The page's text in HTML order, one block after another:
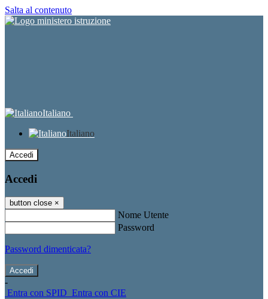
Salta al contenuto
Italiano
Italiano
Accedi
Accedi
button close ×
Nome Utente
Password
Password dimenticata?
-
Entra con SPID Entra con CIE